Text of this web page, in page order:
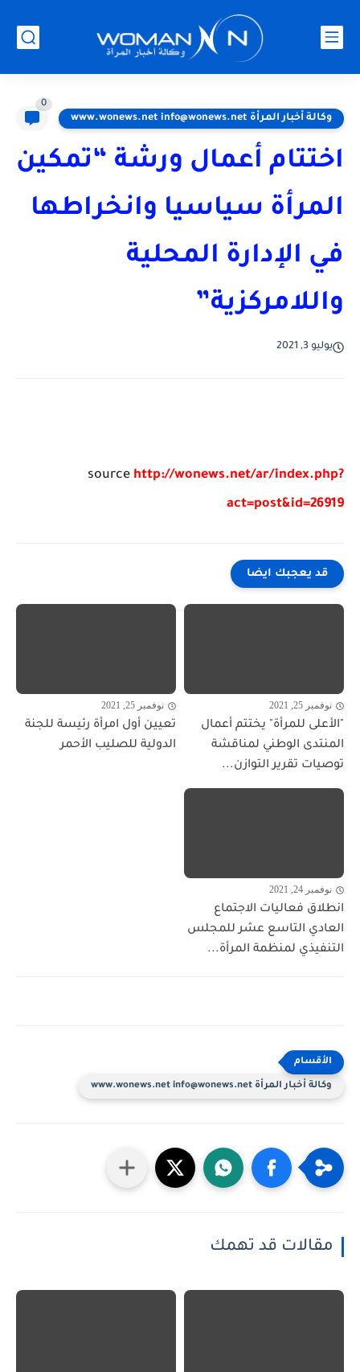
وكالة أخبار المرأة www.wonews.net info@wonews.net
0
اختتام أعمال ورشة “تمكين
المرأة سياسيا وانخراطها
في الإدارة المحلية
واللامركزية”
يوليو 3, 2021
source http://wonews.net/ar/index.php?
act=post&id=26919
قد يعجبك ايضا
نوفمبر 25, 2021
"الأعلى للمرأة" يختتم أعمال
المنتدى الوطني لمناقشة
توصيات تقرير التوازن...
نوفمبر 25, 2021
تعيين أول امرأة رئيسة للجنة
الدولية للصليب الأحمر
نوفمبر 24, 2021
انطلاق فعاليات الاجتماع
العادي التاسع عشر للمجلس
التنفيذي لمنظمة المرأة...
وكالة أخبار المرأة www.wonews.net info@wonews.net
مقالات قد تهمك